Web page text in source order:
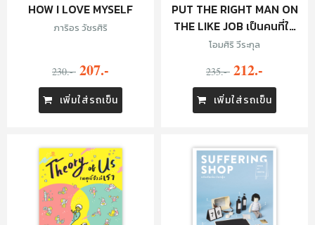
HOW I LOVE MYSELF
ภาริอร วัชรศิริ
230.- 207.-
เพิ่มใส่รถเข็น
PUT THE RIGHT MAN ON
THE LIKE JOB เป็นคนที่ใช่
ในงานที่ชอบ
โอมศิริ วีระกุล
235.- 212.-
เพิ่มใส่รถเข็น